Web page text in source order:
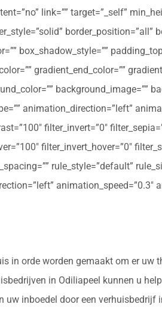
link=”” target=”_self”
border_position=”all”
box_shadow_style=””
gradient_end_color=””
background_image=””
animation_direction=”left”
filter_invert=”0″
filter_invert_hover=”0″
rule_style=”default”
animation_speed=”0.3″
in orde worden gemaakt om er uw
in Odiliapeel kunnen u
inboedel door een verhuisbedrijf